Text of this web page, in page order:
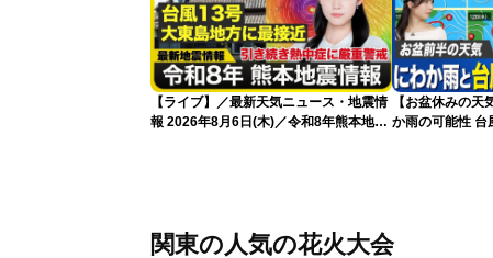
【ライブ】／最新天気ニュース・地震情
報 2026年8月6日(木)／令和8年熊本地震
【お盆休みの
か雨の可能性 台
関東の人気の花火大会